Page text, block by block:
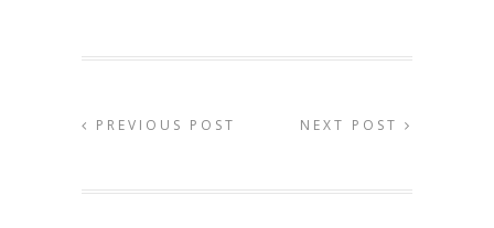
PREVIOUS POST NEXT POST